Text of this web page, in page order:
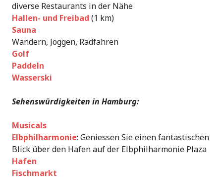
diverse Restaurants in der Nähe
Hallen- und Freibad (1 km)
Sauna
Wandern, Joggen, Radfahren
Golf
Paddeln
Wasserski
Sehenswürdigkeiten in Hamburg:
Musicals
Elbphilharmonie: Geniessen Sie einen fantastischen
Blick über den Hafen auf der Elbphilharmonie Plaza
Hafen
Fischmarkt